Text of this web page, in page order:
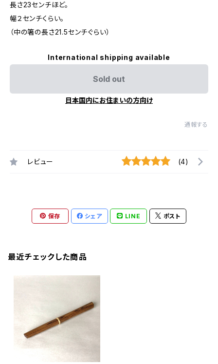
長さ23センチほど。
幅２センチくらい。
（中の箸の長さ21.5センチぐらい）
International shipping available
Sold out
日本国内にお住まいの方向け
通報する
レビュー (4)
保存 シェア LINE ポスト
最近チェックした商品